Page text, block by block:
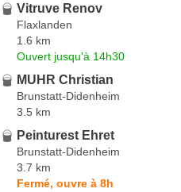
Vitruve Renov
Flaxlanden
1.6 km
Ouvert jusqu'à 14h30
MUHR Christian
Brunstatt-Didenheim
3.5 km
Peinturest Ehret
Brunstatt-Didenheim
3.7 km
Fermé, ouvre à 8h